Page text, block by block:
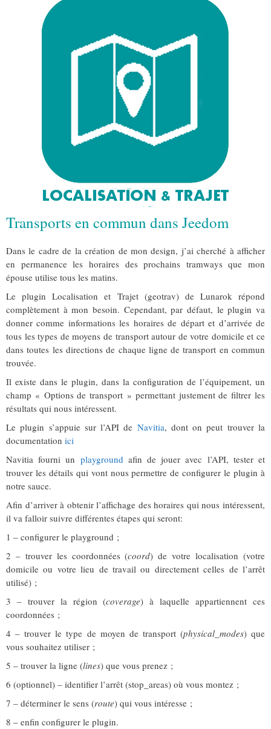
Transports en commun dans Jeedom
Dans le cadre de la création de mon design, j’ai cherché à afficher
en permanence les horaires des prochains tramways que mon
épouse utilise tous les matins.
Le plugin Localisation et Trajet (geotrav) de Lunarok répond
complètement à mon besoin. Cependant, par défaut, le plugin va
donner comme informations les horaires de départ et d’arrivée de
tous les types de moyens de transport autour de votre domicile et ce
dans toutes les directions de chaque ligne de transport en commun
trouvée.
Il existe dans le plugin, dans la configuration de l’équipement, un
champ « Options de transport » permettant justement de filtrer les
résultats qui nous intéressent.
Le plugin s’appuie sur l’API de Navitia, dont on peut trouver la
documentation ici
Navitia fourni un playgroundafin de jouer avec l’API, tester et
trouver les détails qui vont nous permettre de configurer le plugin à
notre sauce.
Afin d’arriver à obtenir l’affichage des horaires qui nous intéressent,
il va falloir suivre différentes étapes qui seront:
1 – configurer le playground ;
2 – trouver les coordonnées (coord) de votre localisation (votre
domicile ou votre lieu de travail ou directement celles de l’arrêt
utilisé) ;
3 – trouver la région (coverage) à laquelle appartiennent ces
coordonnées ;
4 – trouver le type de moyen de transport (physical_modes) que
vous souhaitez utiliser ;
5 – trouver la ligne (lines) que vous prenez ;
6 (optionnel) – identifier l’arrêt (stop_areas) où vous montez ;
7 – déterminer le sens (route) qui vous intéresse ;
8 – enfin configurer le plugin.